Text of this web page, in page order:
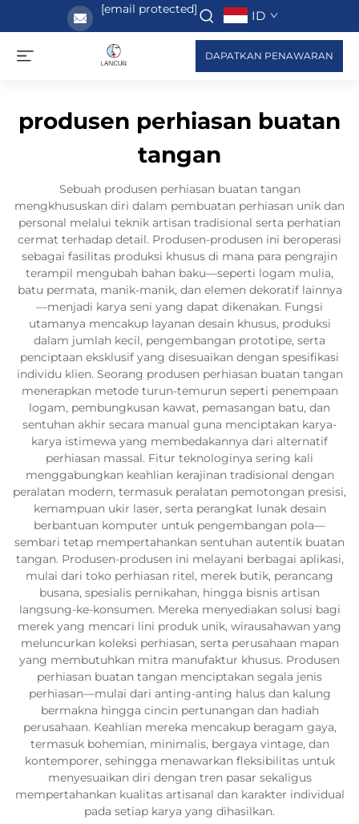
[email protected] ID
DAPATKAN PENAWARAN
produsen perhiasan buatan
tangan
Sebuah produsen perhiasan buatan tangan
mengkhususkan diri dalam pembuatan perhiasan unik dan
personal melalui teknik artisan tradisional serta perhatian
cermat terhadap detail. Produsen-produsen ini beroperasi
sebagai fasilitas produksi khusus di mana para pengrajin
terampil mengubah bahan baku—seperti logam mulia,
batu permata, manik-manik, dan elemen dekoratif lainnya
—menjadi karya seni yang dapat dikenakan. Fungsi
utamanya mencakup layanan desain khusus, produksi
dalam jumlah kecil, pengembangan prototipe, serta
penciptaan eksklusif yang disesuaikan dengan spesifikasi
individu klien. Seorang produsen perhiasan buatan tangan
menerapkan metode turun-temurun seperti penempaan
logam, pembungkusan kawat, pemasangan batu, dan
sentuhan akhir secara manual guna menciptakan karya-
karya istimewa yang membedakannya dari alternatif
perhiasan massal. Fitur teknologinya sering kali
menggabungkan keahlian kerajinan tradisional dengan
peralatan modern, termasuk peralatan pemotongan presisi,
kemampuan ukir laser, serta perangkat lunak desain
berbantuan komputer untuk pengembangan pola—
sembari tetap mempertahankan sentuhan autentik buatan
tangan. Produsen-produsen ini melayani berbagai aplikasi,
mulai dari toko perhiasan ritel, merek butik, perancang
busana, spesialis pernikahan, hingga bisnis artisan
langsung-ke-konsumen. Mereka menyediakan solusi bagi
merek yang mencari lini produk unik, wirausahawan yang
meluncurkan koleksi perhiasan, serta perusahaan mapan
yang membutuhkan mitra manufaktur khusus. Produsen
perhiasan buatan tangan menciptakan segala jenis
perhiasan—mulai dari anting-anting halus dan kalung
bermakna hingga cincin pertunangan dan hadiah
perusahaan. Keahlian mereka mencakup beragam gaya,
termasuk bohemian, minimalis, bergaya vintage, dan
kontemporer, sehingga menawarkan fleksibilitas untuk
menyesuaikan diri dengan tren pasar sekaligus
mempertahankan kualitas artisanal dan karakter individual
pada setiap karya yang dihasilkan.